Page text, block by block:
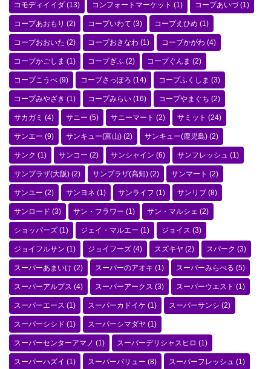
コモディイイダ (13) コンフォートマーケット (1) コープあいづ(1)
コープあおもり (2) コープいわて (3) コープえひめ (1)
コープおおいた (2) コープおきなわ (1) コープかがわ (4)
コープかごしま (1) コープぎふ (2) コープぐんま (2)
コープこうべ (9) コープさっぽろ (14) コープふくしま (3)
コープみやざき (1) コープみらい (16) コープやまぐち (2)
サカガミ (4) サニー (5) サニーマート (2) サミット (24)
サンエー (9) サンキュー(富山) (2) サンキュー(鹿児島) (2)
サンク (1) サンコー (2) サンシャイン (6) サンフレッシュ (1)
サンプラザ(大阪) (2) サンプラザ(高知) (2) サンマート (2)
サンユー (2) サンヨネ (1) サンライフ (1) サンリブ (8)
サンロード (3) サン・フラワー (1) サン・マルシェ (2)
ショッパーズ (1) ジェイ・マルエー (1) ジョイス (3)
ジョイフルサン (1) ジョイフーズ (4) スズキヤ (2) スパーク (3)
スーパーあまいけ (2) スーパーのアオキ (1) スーパーみらべる (5)
スーパーアルプス (4) スーパーアークス (3) スーパーウエスト (1)
スーパーエース (1) スーパーカドイケ (1) スーパーサンシ (2)
スーパーシシド (1) スーパーシマダヤ (1)
スーパーセンターアマノ (1) スーパーデリシャスヒロ (1)
スーパーハズイ (1) スーパーバリュー (8) スーパーフレッシュ (1)